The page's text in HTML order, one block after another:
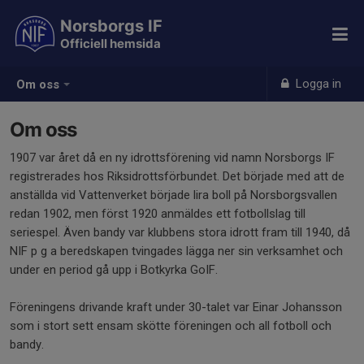
Om oss Logga in
Norsborgs IF
Officiell hemsida
Om oss
1907 var året då en ny idrottsförening vid namn Norsborgs IF
registrerades hos Riksidrottsförbundet. Det började med att de
anställda vid Vattenverket började lira boll på Norsborgsvallen
redan 1902, men först 1920 anmäldes ett fotbollslag till
seriespel. Även bandy var klubbens stora idrott fram till 1940, då
NIF p g a beredskapen tvingades lägga ner sin verksamhet och
under en period gå upp i Botkyrka GoIF.
Föreningens drivande kraft under 30-talet var Einar Johansson
som i stort sett ensam skötte föreningen och all fotboll och
bandy.